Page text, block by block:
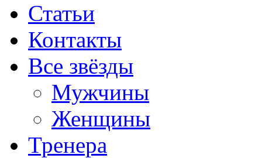
Статьи
Контакты
Все звёзды
Мужчины
Женщины
Тренера